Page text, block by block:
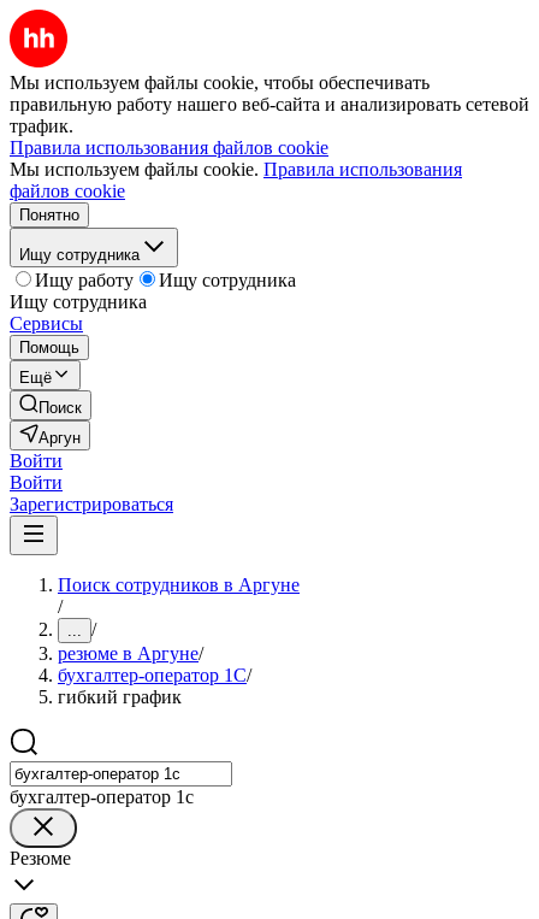
Мы используем файлы cookie, чтобы обеспечивать
правильную работу нашего веб-сайта и анализировать сетевой
трафик.
Правила использования файлов cookie
Мы используем файлы cookie. Правила использования
файлов cookie
Понятно
Ищу сотрудника
Ищу работу
Ищу сотрудника
Ищу сотрудника
Сервисы
Помощь
Ещё
Поиск
Аргун
Войти
Войти
Зарегистрироваться
Поиск сотрудников в Аргуне
/
... /
резюме в Аргуне/
бухгалтер-оператор 1С/
гибкий график
бухгалтер-оператор 1с
Резюме